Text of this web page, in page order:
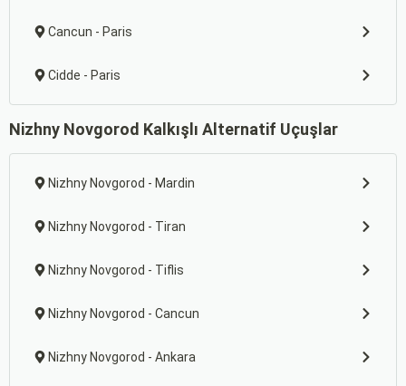
Cancun - Paris
Cidde - Paris
Nizhny Novgorod Kalkışlı Alternatif Uçuşlar
Nizhny Novgorod - Mardin
Nizhny Novgorod - Tiran
Nizhny Novgorod - Tiflis
Nizhny Novgorod - Cancun
Nizhny Novgorod - Ankara